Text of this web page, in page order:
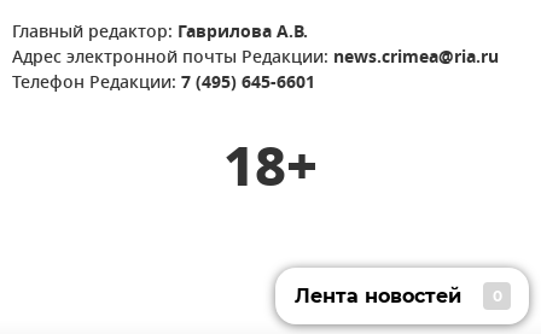
Главный редактор: Гаврилова А.В.
Адрес электронной почты Редакции: news.crimea@ria.ru
Телефон Редакции: 7 (495) 645-6601
18+
Лента новостей 0